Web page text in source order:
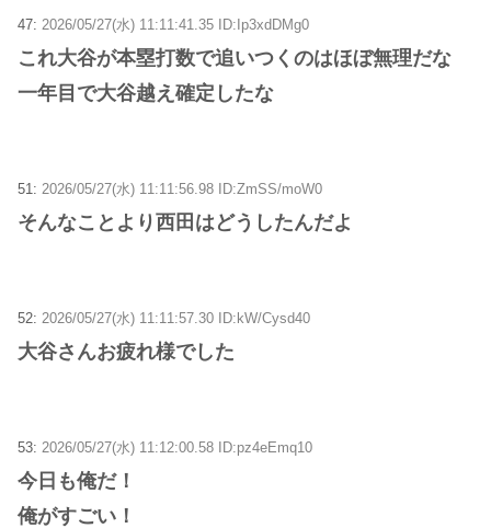
47: 2026/05/27(水) 11:11:41.35 ID:Ip3xdDMg0
これ大谷が本塁打数で追いつくのはほぼ無理だな
一年目で大谷越え確定したな
51: 2026/05/27(水) 11:11:56.98 ID:ZmSS/moW0
そんなことより西田はどうしたんだよ
52: 2026/05/27(水) 11:11:57.30 ID:kW/Cysd40
大谷さんお疲れ様でした
53: 2026/05/27(水) 11:12:00.58 ID:pz4eEmq10
今日も俺だ！
俺がすごい！